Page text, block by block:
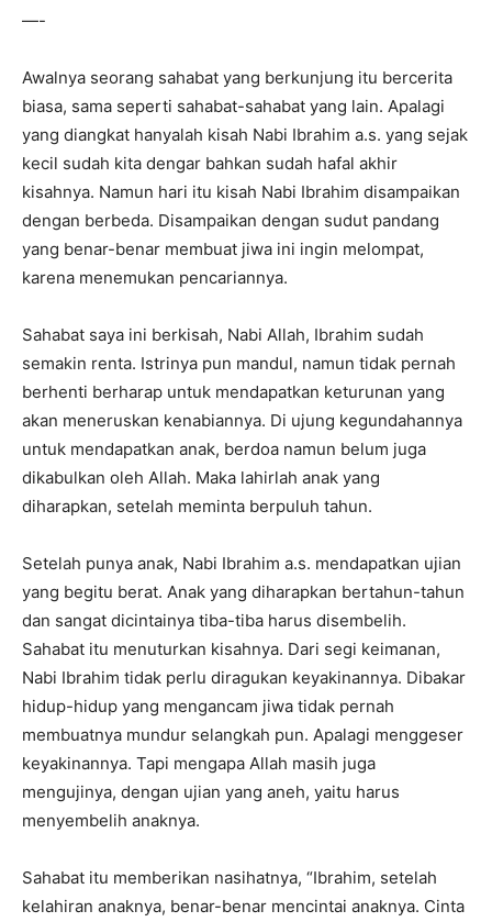
—-
Awalnya seorang sahabat yang berkunjung itu bercerita
biasa, sama seperti sahabat-sahabat yang lain. Apalagi
yang diangkat hanyalah kisah Nabi Ibrahim a.s. yang sejak
kecil sudah kita dengar bahkan sudah hafal akhir
kisahnya. Namun hari itu kisah Nabi Ibrahim disampaikan
dengan berbeda. Disampaikan dengan sudut pandang
yang benar-benar membuat jiwa ini ingin melompat,
karena menemukan pencariannya.
Sahabat saya ini berkisah, Nabi Allah, Ibrahim sudah
semakin renta. Istrinya pun mandul, namun tidak pernah
berhenti berharap untuk mendapatkan keturunan yang
akan meneruskan kenabiannya. Di ujung kegundahannya
untuk mendapatkan anak, berdoa namun belum juga
dikabulkan oleh Allah. Maka lahirlah anak yang
diharapkan, setelah meminta berpuluh tahun.
Setelah punya anak, Nabi Ibrahim a.s. mendapatkan ujian
yang begitu berat. Anak yang diharapkan bertahun-tahun
dan sangat dicintainya tiba-tiba harus disembelih.
Sahabat itu menuturkan kisahnya. Dari segi keimanan,
Nabi Ibrahim tidak perlu diragukan keyakinannya. Dibakar
hidup-hidup yang mengancam jiwa tidak pernah
membuatnya mundur selangkah pun. Apalagi menggeser
keyakinannya. Tapi mengapa Allah masih juga
mengujinya, dengan ujian yang aneh, yaitu harus
menyembelih anaknya.
Sahabat itu memberikan nasihatnya, “Ibrahim, setelah
kelahiran anaknya, benar-benar mencintai anaknya. Cinta